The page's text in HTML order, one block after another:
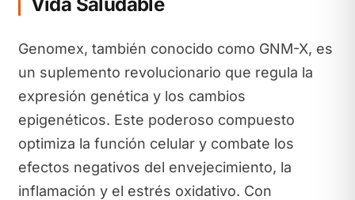
Genomex, también conocido como GNM-X, es
un suplemento revolucionario que regula la
expresión genética y los cambios
epigenéticos. Este poderoso compuesto
optimiza la función celular y combate los
efectos negativos del envejecimiento, la
inflamación y el estrés oxidativo. Con